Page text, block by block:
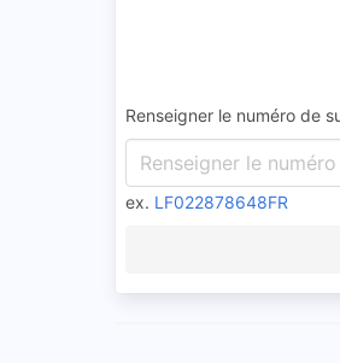
Renseigner le numéro de
ex. LF022878648FR